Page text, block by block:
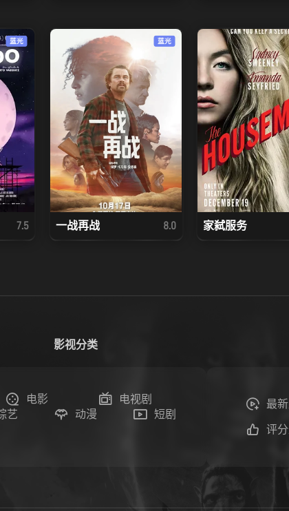
蓝光
7.5
蓝光
一战再战 8.0 家弑服务
影视分类
电影
电视剧
艺
动漫 短剧
最
评